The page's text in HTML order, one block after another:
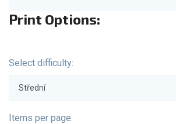
Print Options:
Select difficulty:
Items per page: